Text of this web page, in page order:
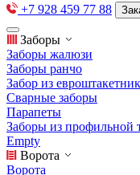
+7 928 459 77 88
Заборы
Заборы жалюзи
Заборы ранчо
Забор из
Сварные заборы
Парапеты
Заборы из профильной
Empty
Ворота
Ворота